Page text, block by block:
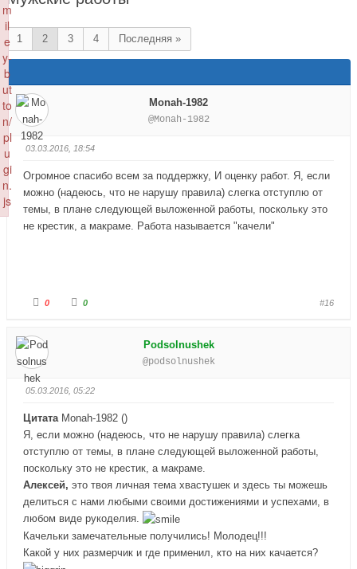
1 2 3 4 Последняя »
Monah-1982
@Monah-1982
03.03.2016, 18:54
Огромное спасибо всем за поддержку, И оценку работ. Я, если
можно (надеюсь, что не нарушу правила) слегка отступлю от
темы, в плане следующей выложенной работы, поскольку это
не крестик, а макраме. Работа называется "качели"
с
у
т
е
-
п
а
е
ц
в
н
и
з
.
0
п
а
е
ц
в
в
е
р
х
0 #16
Podsolnushek
@podsolnushek
05.03.2016, 05:22
Цитата Monah-1982 ()
Я, если можно (надеюсь, что не нарушу правила) слегка
отступлю от темы, в плане следующей выложенной работы,
поскольку это не крестик, а макраме.
Алексей, это твоя личная тема хвастушек и здесь ты можешь
делиться с нами любыми своими достижениями и успехами, в
любом виде рукоделия.
Качельки замечательные получились! Молодец!!!
Какой у них размерчик и где применил, кто на них качается?
m
il
e
y-
b
ut
to
n/
pl
u
gi
n.
js
to load plugin url: http://nacrestike.ru/wp-content/plugins/